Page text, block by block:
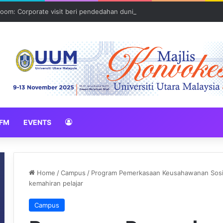
Corporate visit beri pendedahan dunia korporat kepada PELAJAR
EVENTS
Home /Campus / Program Pemerkasaan Keusahawanan
kemahiran pelajar
Campus